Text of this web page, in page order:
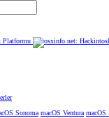
Sonoma macOS Ventura macOS